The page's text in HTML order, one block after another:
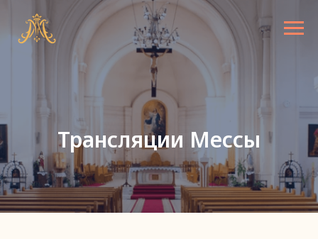
Трансляции Мессы